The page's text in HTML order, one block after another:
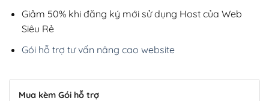
Giảm 50% khi đăng ký mới sử dụng Host của Web
Siêu Rẻ
Gói hỗ trợ tư vấn nâng cao website
Mua kèm Gói hỗ trợ